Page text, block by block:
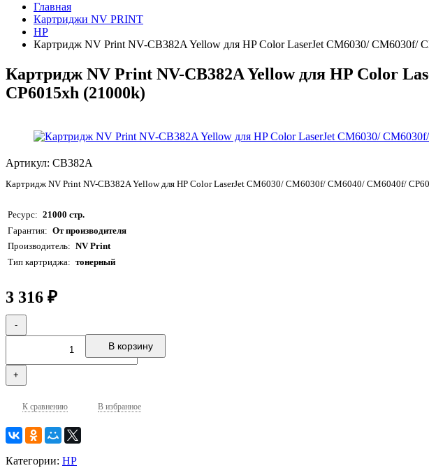
Главная
Картриджи NV PRINT
HP
Картридж NV Print NV-CB382A Yellow для HP Color LaserJet CM6030/ CM6030f/
Картридж NV Print NV-CB382A Yellow для HP Color
CP6015xh (21000k)
Артикул: CB382A
Картридж NV Print NV-CB382A Yellow для HP Color LaserJet CM6030/ CM6030f/ CM6040/ CM6040f/
Ресурс
21000 стр.
Гарантия
От производителя
Производитель
NV Print
Тип картриджа
тонерный
3 316 ₽
-
+
В корзину
К сравнению В избранное
Категории: HP